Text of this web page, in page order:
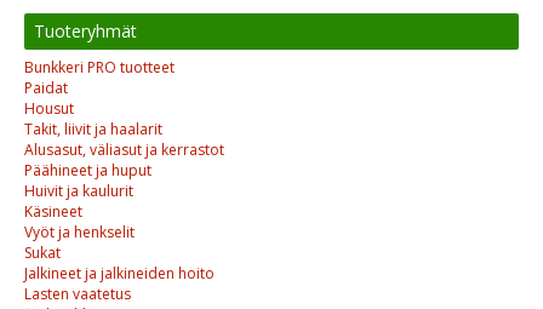
Tuoteryhmät
Bunkkeri PRO tuotteet
Paidat
Housut
Takit, liivit ja haalarit
Alusasut, väliasut ja kerrastot
Päähineet ja huput
Huivit ja kaulurit
Käsineet
Vyöt ja henkselit
Sukat
Jalkineet ja jalkineiden hoito
Lasten vaatetus